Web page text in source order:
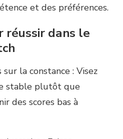
et des préférences.
réussir dans le
la constance : Visez
stable plutôt que
des scores bas à